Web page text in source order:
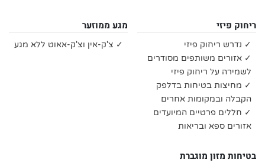
ריחוק פיזי
✓ נדרש ריחוק פיזי
✓ אזורים משותפים מסודרים
לשמירה על ריחוק פיזי
✓ מחיצות בטיחות בדלפק
הקבלה ובמקומות אחרים
✓ חללים פרטיים המיועדים
אזורים ספא ובריאות
מגע ממוזער
✓ צ'ק-אין וצ'ק-אאוט ללא מגע
בטיחות מזון מוגברת